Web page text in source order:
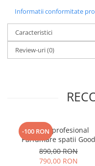
Informatii conformitate
Caracteristici
Review-uri(0)
-100 RON
Aparat profesional
Parfumare spatii Good
Scent GS2400, culoare
890,00 RON
790,00 RON